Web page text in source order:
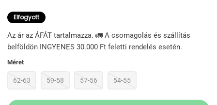
Elfogyott
Az ár az ÁFÁT tartalmazza. 🚛 A csomagolás és szállítás
belföldön INGYENES 30.000 Ft feletti rendelés esetén.
Méret
62-63 59-58 57-56 54-55